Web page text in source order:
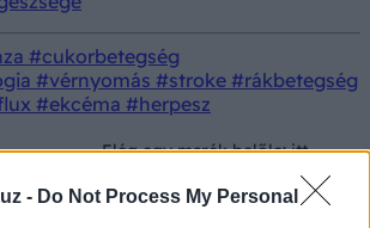
- Do Not Process My Personal
#cukorbetegség
#vérnyomás #stroke #rákbetegség
#ekcéma #herpesz
Elég egy marék belőle: itt
egy régi házi trükk, amitől
ragyogni fog a WC!